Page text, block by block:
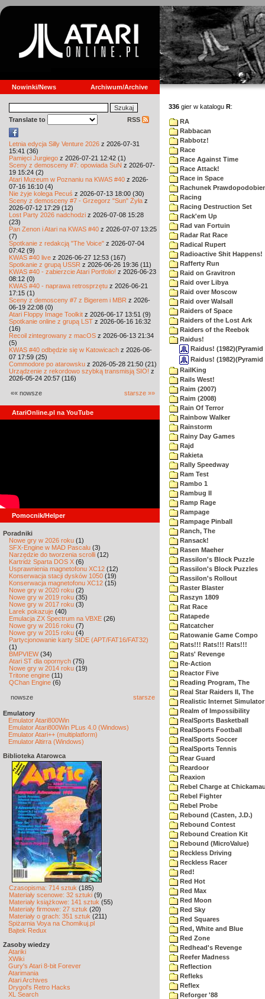
Nowinki/News Archiwum/Archive
Translate to RSS
Letnia edycja Silly Venture 2026 z 2026-07-31
15:41 (36)
Pamięci Jurgiego z 2026-07-21 12:42 (1)
Sceny z demosceny #7: opowiada SuN z 2026-07-
19 15:24 (2)
Atari Muzeum w Poznaniu na KWAS #40 z 2026-
07-16 16:10 (4)
Nie żyje kolega Pecuś z 2026-07-13 18:00 (30)
Sceny z demosceny #7 - Grzegorz "Sun" Żyła z
2026-07-12 17:29 (12)
Lost Party 2026 nadchodzi z 2026-07-08 15:28
(23)
Pan Zenon i Atari na KWAS #40 z 2026-07-07 13:25
(7)
Spotkanie z redakcją "The Voice" z 2026-07-04
07:42 (9)
KWAS #40 live z 2026-06-27 12:53 (167)
Spotkanie z grupą USSR z 2026-06-26 19:36 (11)
KWAS #40 - zabierzcie Atari Portfolio! z 2026-06-23
08:12 (0)
KWAS #40 - naprawa retrosprzętu z 2026-06-21
17:15 (1)
Sceny z demosceny #7 z Bigerem i MBR z 2026-
06-19 22:08 (0)
Atari Floppy Image Toolkit z 2026-06-17 13:51 (9)
Spotkanie online z grupą LST z 2026-06-16 16:32
(16)
Recoil zintegrowany z macOS z 2026-06-13 21:34
(5)
KWAS #40 odbędzie się w Katowicach z 2026-06-
07 17:59 (25)
Commodore po atarowsku z 2026-05-28 21:50 (21)
Urządzenie z rekordowo szybką transmisją SIO! z
2026-05-24 20:57 (116)
«« nowsze starsze »»
AtariOnline.pl na YouTube
Pomocnik/Helper
Poradniki
Nowe gry w 2026 roku (1)
SFX-Engine w MAD Pascalu (3)
Narzędzie do tworzenia scrolli (12)
Kartridż Sparta DOS X (6)
Usprawnienia magnetofonu XC12 (12)
Konserwacja stacji dysków 1050 (19)
Konserwacja magnetofonu XC12 (15)
Nowe gry w 2020 roku (2)
Nowe gry w 2019 roku (35)
Nowe gry w 2017 roku (3)
Larek pokazuje (40)
Emulacja ZX Spectrum na VBXE (26)
Nowe gry w 2016 roku (7)
Nowe gry w 2015 roku (4)
Partycjonowanie karty SIDE (APT/FAT16/FAT32)
(1)
BMPVIEW(34)
Atari ST dla opornych (75)
Nowe gry w 2014 roku (19)
Tritone engine (11)
QChan Engine (6)
nowsze starsze
Emulatory
Emulator Atari800Win
Emulator Atari800Win PLus 4.0 (Windows)
Emulator Atari++ (multiplatform)
Emulator Altirra (Windows)
Biblioteka Atarowca
Czasopisma: 714 sztuk (185)
Materiały scenowe: 32 sztuki (9)
Materiały książkowe: 141 sztuk (55)
Materiały firmowe: 27 sztuk (20)
Materiały o grach: 351 sztuk (211)
Spiżarnia Voya na Chomikuj.pl
Bajtek Redux
Zasoby wiedzy
Atariki
XWiki
Gury's Atari 8-bit Forever
Atarimania
Atari Archives
Drygol's Retro Hacks
XL Search
336 gier w katalogu R:
RA
Rabbacan
Rabbotz!
Race
Race Against Time
Race Attack!
Race in Space
Rachunek
Racing
Racing Destruction Set
Rack'em Up
Rad van Fortuin
Radar Rat Race
Radical Rupert
Radioactive Shit Happens!
Rafferty Run
Raid on Gravitron
Raid over Libya
Raid over Moscow
Raid over Walsall
Raiders of Space
Raiders of the Lost Ark
Raiders of the Reebok
Raidus!
Raidus!
Raidus!
RailKing
Rails West!
Raim (2007)
Raim (2008)
Rain Of Terror
Rainbow Walker
Rainstorm
Rainy Day Games
Rajd
Rakieta
Rally Speedway
Ram Test
Rambo 1
Rambug II
Ramp Rage
Rampage
Rampage Pinball
Ranch, The
Ransack!
Rasen Maeher
Rassilon's Block Puzzle
Rassilon's Block Puzzles
Rassilon's Rollout
Raster Blaster
Raszyn 1809
Rat Race
Ratapede
Ratcatcher
Ratowanie Game Compo
Rats!!! Rats!!! Rats!!!
Rats' Revenge
Re-Action
Reactor Five
Reading Program, The
Real Star Raiders II, The
Realistic Internet Simulator
Realm of Impossibility
RealSports Basketball
RealSports Football
RealSports Soccer
RealSports Tennis
Rear Guard
Reardoor
Reaxion
Rebel Charge at
Rebel Fighter
Rebel Probe
Rebound (Casten, J.D.)
Rebound Contest
Rebound Creation Kit
Rebound (MicroValue)
Reckless Driving
Reckless Racer
Red!
Red Hot
Red Max
Red Moon
Red Sky
Red Squares
Red, White and Blue
Red Zone
Redhead's Revenge
Reefer Madness
Reflection
Refleks
Reflex
Reforger '88